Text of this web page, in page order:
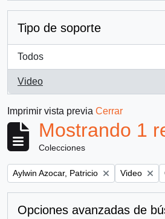
Tipo de soporte
Todos
Video
, 1 resultados
Imprimir vista previa Cerrar
Mostrando 1
Colecciones
Remove filter:
Aylwin Azocar, Patricio Remove
Video
Opciones avanzadas de